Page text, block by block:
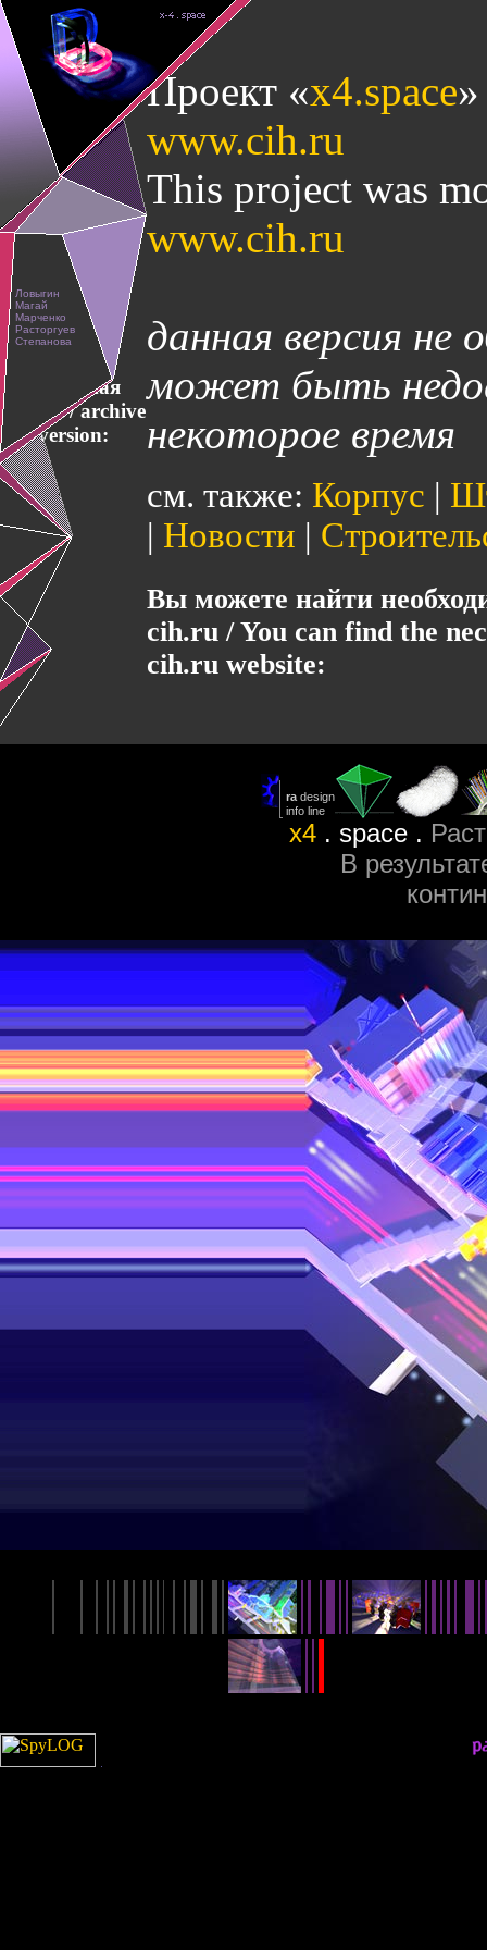
Архивная
версия / archive
version:
Проект «x4.space
www.cih.ru
This project was
www.cih.ru
данная версия не
может быть
некоторое время
см. также: Корпус |
| Новости |
Вы можете найти
cih.ru / You can find the
cih.ru website:
x4 . space .
В